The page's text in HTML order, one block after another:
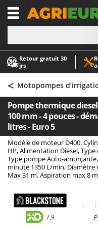
Retour gratuit 30
jrs
-1
A
Abris de jardin
Accessoires pour
Aérateurs
Arracheuses de
Aspirateurs - Balais
Aspirateurs à
Aspirateurs à
Aspirateurs de
Aspirateurs
Atomiseurs
Atomiseurs pour
A
AgriEuro Premium
AgriEuro TOP-LINE
AGT
Aima
Airmec
AL-KO
ALA 2000
Alpina
Ama
< Motopompes
Pompe thermique
100 mm - 4 pouces -
litres - Euro 5
Modèle de moteur D400,
HP, Alimentation Diesel,
Type pompe Auto-
minute 1350 L/min,
Max 31 m, Aspiration max 8 m
7,9